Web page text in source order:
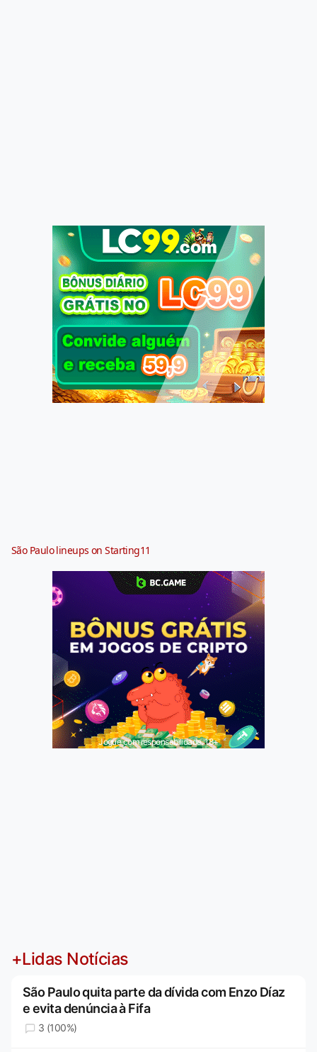
São Paulo lineups on Starting11
Jogue com responsabilidade. 18+
+Lidas Notícias
São Paulo quita parte da dívida com Enzo Díaz
e evita denúncia à Fifa
3 (100%)